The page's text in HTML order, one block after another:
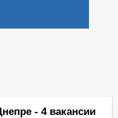
- 4 вакансии